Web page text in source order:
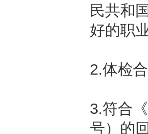
民共和
好的职
2.体检
3.符合
号）的